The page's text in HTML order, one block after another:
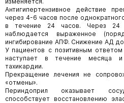
Антигипертензивное действие
через 4-6 часов после
в течение 24 часов. Через 24
наблюдается выраженное
ингибирование АПФ. Снижение АД
У пациентов с позитивным
наступает в течение месяца и
тахикардии.
Прекращение лечения не
«отмены».
Периндоприл оказывает
способствует восстановлению